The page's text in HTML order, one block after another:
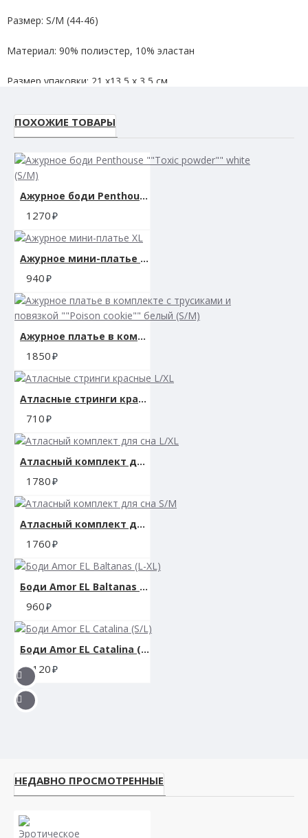
Размер: S/M (44-46)
Материал: 90% полиэстер, 10% эластан
Размер упаковки: 21 х13,5 х 3,5 см.
ПОХОЖИЕ ТОВАРЫ
Ажурное боди Penthouse ""Toxic powder"" white (S/M)
1270
Ажурное мини-платье XL
940
Ажурное платье в комплекте с трусиками и повязкой ""Poison cookie"" белый (S/M)
1850
Атласные стринги красные L/XL
710
Атласный комплект для сна L/XL
1780
Атласный комплект для сна S/M
1760
Боди Amor EL Baltanas (L-XL)
960
Боди Amor EL Catalina (S/L)
1120
НЕДАВНО ПРОСМОТРЕННЫЕ